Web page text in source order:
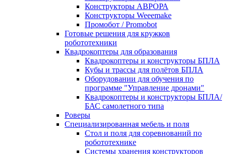
Конструкторы АВРОРА
Конструкторы Weeemake
Промобот / Promobot
Готовые решения для кружков
робототехники
Квадрокоптеры для образования
Квадрокоптеры и конструкторы БПЛА
Кубы и трассы для полётов БПЛА
Оборудовании для обучения по
программе "Управление дронами"
Квадрокоптеры и конструкторы БПЛА/
БАС самолетного типа
Роверы
Специализированная мебель и поля
Стол и поля для соревнований по
робототехнике
Системы хранения конструкторов